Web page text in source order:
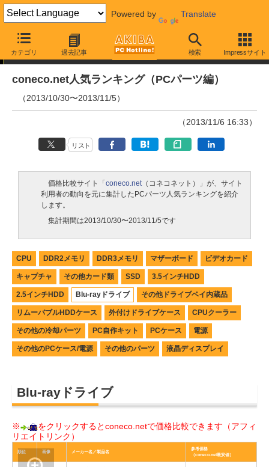
Powered by Translate
カテゴリ 過去記事 検索 Impressサイト
ランキング
coneco.net人気ランキング（PCパーツ編）
（2013/10/30〜2013/11/5）
（2013/11/6 16:33）
リスト
価格比較サイト「 coneco.net（コネコネット）」が、サイト
利用者の動向を元に集計したPCパーツ人気ランキングを紹介
します。
集計期間は2013/10/30〜2013/11/5です
CPU DDR2メモリ DDR3メモリ マザーボード ビデオカード
キャプチャ その他カード類 SSD 3.5インチHDD
2.5インチHDD Blu-rayドライブ その他ドライブベイ内蔵品
リムーバブルHDDケース 外付けドライブケース CPUクーラー
その他の冷却パーツ PC自作キット PCケース 電源
その他のPCケース/電源 その他のパーツ 液晶ディスプレイ
Blu-rayドライブ
※
をクリックするとconeco.netで価格比較できます（アフィ
リエイトリンク）
順位 画像 メーカー名／製品名
参考価格
（coneco.net最安値）